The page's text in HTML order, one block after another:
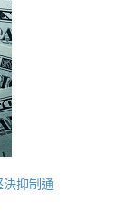
抑制通